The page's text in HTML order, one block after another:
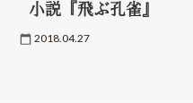
小説『飛ぶ孔雀』
2018.04.27